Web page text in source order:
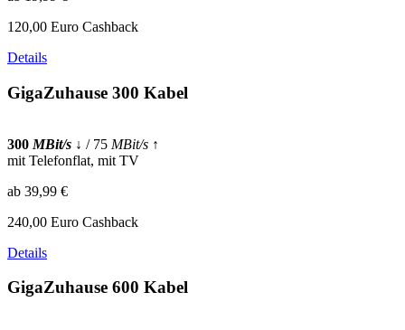
120,00 Euro Cashback
Details
GigaZuhause 300 Kabel
300 MBit/s ↓ / 75 MBit/s ↑
mit Telefonflat, mit TV
ab 39,99 €
240,00 Euro Cashback
Details
GigaZuhause 600 Kabel